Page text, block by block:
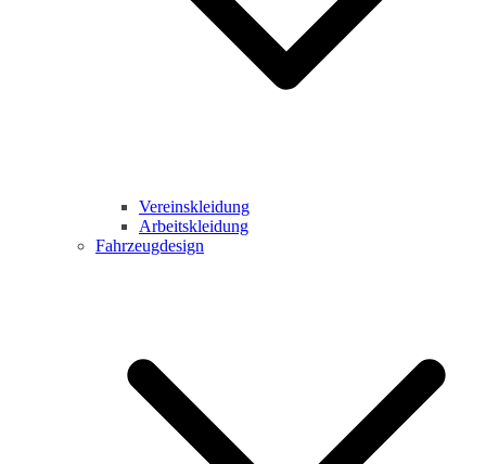
Vereinskleidung
Arbeitskleidung
Fahrzeugdesign